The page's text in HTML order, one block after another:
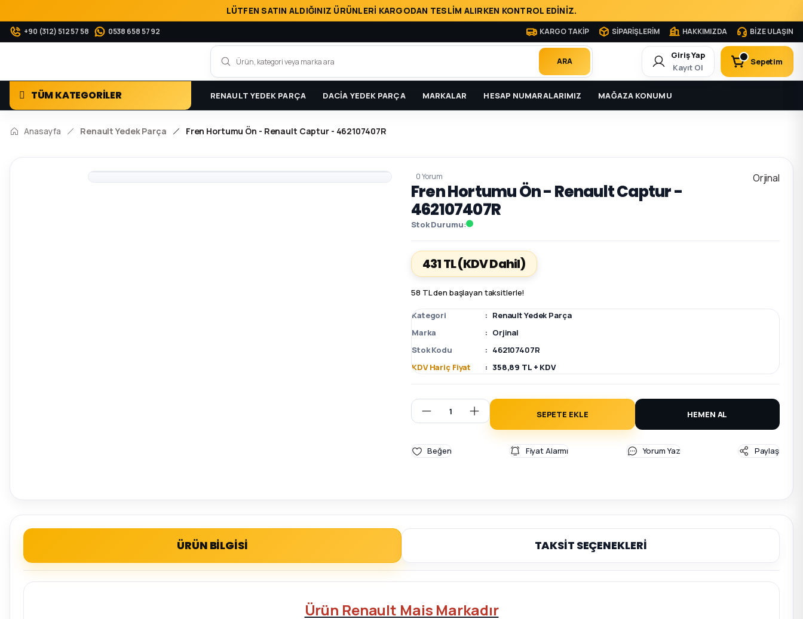
LÜTFEN SATIN ALDIĞINIZ ÜRÜNLERİ KARGODAN TESLİM ALIRKEN KONTROL EDİNİZ.
+90 (312) 512 57 58 0538 658 57 92 KARGO TAKİP SİPARİŞLERİM HAKKIMIZDA BİZE ULAŞIN
ARA
Giriş Yap
Kayıt Ol
Sepetim
TÜM KATEGORİLER RENAULT YEDEK PARÇA DACİA YEDEK PARÇA MARKALAR HESAP NUMARALARIMIZ MAĞAZA KONUMU
Anasayfa Renault Yedek Parça Fren Hortumu Ön - Renault Captur - 462107407R
0 Yorum
Fren Hortumu Ön - Renault Captur -
462107407R
Stok Durumu
Orjinal
431 TL(KDV Dahil)
58 TL den başlayan taksitlerle!
Kategori
Renault Yedek Parça
Marka
Orjinal
Stok Kodu
462107407R
KDV Hariç Fiyat
358,89 TL + KDV
SEPETE EKLE HEMEN AL
Fiyat Alarmı Yorum Yaz Paylaş
ÜRÜN BİLGİSİ TAKSİT SEÇENEKLERİ
Ürün Renault Mais Markadır